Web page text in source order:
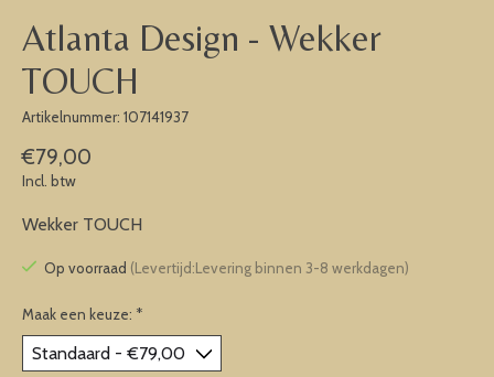
Atlanta Design - Wekker
TOUCH
Artikelnummer: 107141937
€79,00
Incl. btw
Wekker TOUCH
Op voorraad (Levertijd:Levering binnen 3-8 werkdagen)
Maak een keuze: *